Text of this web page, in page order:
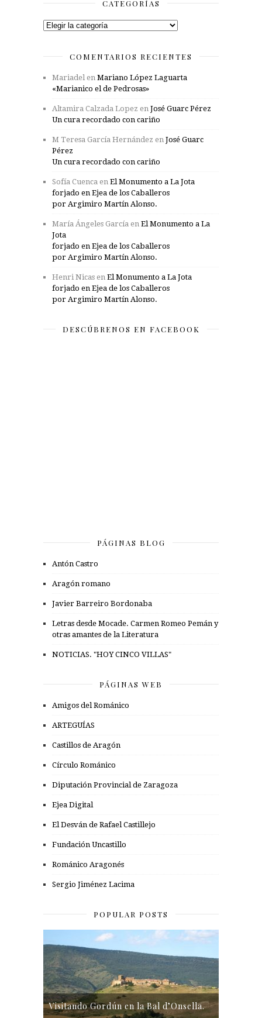
CATEGORÍAS
Categorías
COMENTARIOS RECIENTES
Mariadel en Mariano López Laguarta
«Marianico el de Pedrosas»
Altamira Calzada Lopez en José Guarc Pérez
Un cura recordado con cariño
M Teresa García Hernández en José Guarc
Pérez
Un cura recordado con cariño
Sofía Cuenca en El Monumento a La Jota
forjado en Ejea de los Caballeros
por Argimiro Martín Alonso.
María Ángeles García en El Monumento a La
Jota
forjado en Ejea de los Caballeros
por Argimiro Martín Alonso.
Henri Nicas en El Monumento a La Jota
forjado en Ejea de los Caballeros
por Argimiro Martín Alonso.
DESCÚBRENOS EN FACEBOOK
PÁGINAS BLOG
Antón Castro
Aragón romano
Javier Barreiro Bordonaba
Letras desde Mocade. Carmen Romeo Pemán y
otras amantes de la Literatura
NOTICIAS. "HOY CINCO VILLAS"
PÁGINAS WEB
Amigos del Románico
ARTEGUÍAS
Castillos de Aragón
Círculo Románico
Diputación Provincial de Zaragoza
Ejea Digital
El Desván de Rafael Castillejo
Fundación Uncastillo
Románico Aragonés
Sergio Jiménez Lacima
POPULAR POSTS
Visitando Gordún en la Bal d’Onsella.